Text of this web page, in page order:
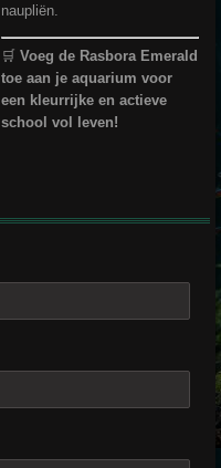
naupliën.
🛒 Voeg de Rasbora Emerald
toe aan je aquarium voor
een kleurrijke en actieve
school vol leven!